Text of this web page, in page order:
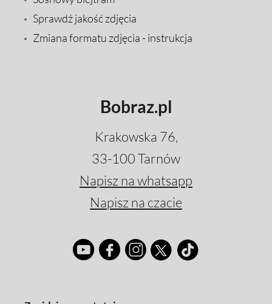
Sprawdź jakość zdjęcia
Zmiana formatu zdjęcia - instrukcja
Bobraz.pl
Krakowska 76,
33-100 Tarnów
Napisz na whatsapp
Napisz na czacie